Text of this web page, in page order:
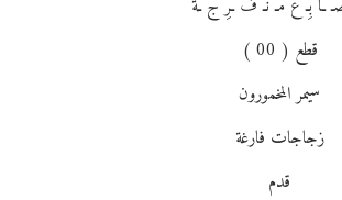
ـا بِـ عَ مُـ نْـ فَ ـرِ جَ ـة
قطع ( 00 )
سيمر المخمورون
زجاجات فارغة
قدم